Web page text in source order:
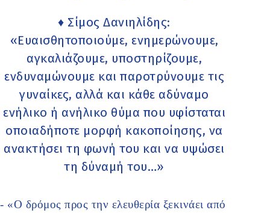
♦ Σίμος Δανιηλίδης:
«Ευαισθητοποιούµε, ενηµερώνουµε,
αγκαλιάζουµε, υποστηρίζουµε,
ενδυναµώνουµε και παροτρύνουµε τις
γυναίκες, αλλά και κάθε αδύναµο
ενήλικο ή ανήλικο θύµα που υφίσταται
οποιαδήποτε μορφή κακοποίησης, να
ανακτήσει τη φωνή του και να υψώσει
τη δύναµή του…»
- «Ο δρόμος προς την ελευθερία ξεκινάει από